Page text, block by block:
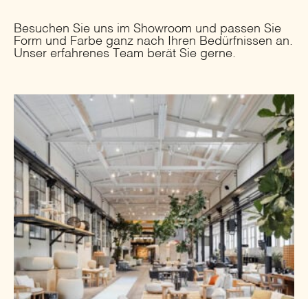
Besuchen Sie uns im Showroom und passen Sie
Form und Farbe ganz nach Ihren Bedürfnissen an.
Unser erfahrenes Team berät Sie gerne.